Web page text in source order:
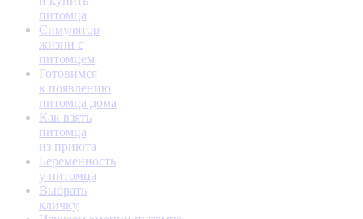
питомца
Симулятор
жизни с
питомцем
Готовимся
к появлению
питомца дома
Как взять
питомца
из приюта
Беременность
у питомца
Выбрать
кличку